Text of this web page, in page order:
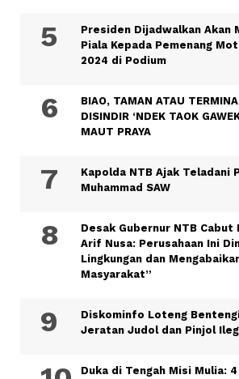
Presiden Dijadwalkan Akan
Piala Kepada Pemenang
2024 di Podium
BIAO, TAMAN ATAU
DISINDIR ‘NDEK TAOK
MAUT PRAYA
Kapolda NTB Ajak Teladani
Muhammad SAW
Desak Gubernur NTB Cabut
Arif Nusa: Perusahaan Ini
Lingkungan dan
Masyarakat”
Diskominfo Loteng
Jeratan Judol dan Pinjol
Duka di Tengah Misi Mulia: